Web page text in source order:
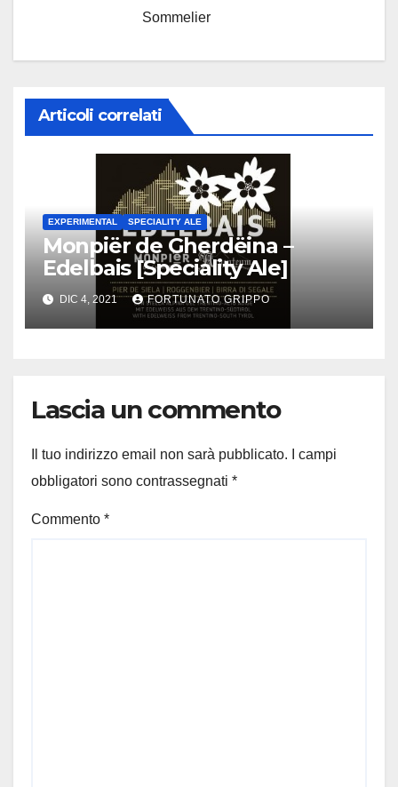
Sommelier
Articoli correlati
EXPERIMENTAL SPECIALITY ALE
Monpiër de Gherdëina –
Edelbais [Speciality Ale]
DIC 4, 2021 FORTUNATO GRIPPO
Lascia un commento
Il tuo indirizzo email non sarà pubblicato.
I campi
obbligatori sono contrassegnati *
Commento *